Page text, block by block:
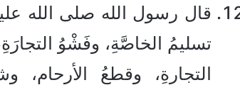
قال رسول الله صلى الله
تسليمُ الخاصَّةِ، وفَشْوُ
التجارةِ، وقطعُ الأرحامِ،